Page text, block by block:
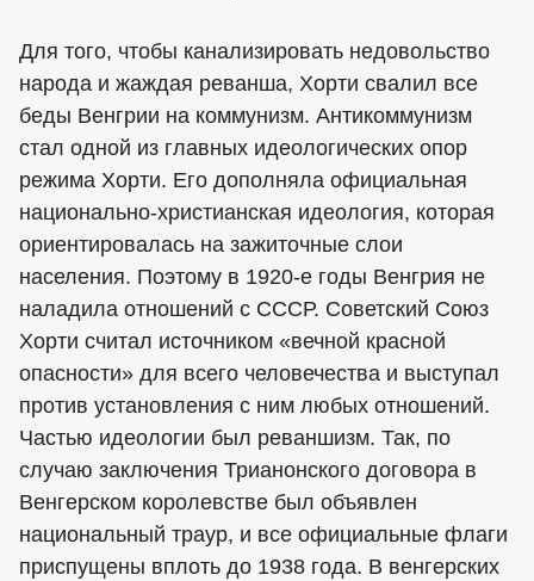
Для того, чтобы канализировать недовольство
народа и жаждая реванша, Хорти свалил все
беды Венгрии на коммунизм. Антикоммунизм
стал одной из главных идеологических опор
режима Хорти. Его дополняла официальная
национально-христианская идеология, которая
ориентировалась на зажиточные слои
населения. Поэтому в 1920-е годы Венгрия не
наладила отношений с СССР. Советский Союз
Хорти считал источником «вечной красной
опасности» для всего человечества и выступал
против установления с ним любых отношений.
Частью идеологии был реваншизм. Так, по
случаю заключения Трианонского договора в
Венгерском королевстве был объявлен
национальный траур, и все официальные флаги
приспущены вплоть до 1938 года. В венгерских